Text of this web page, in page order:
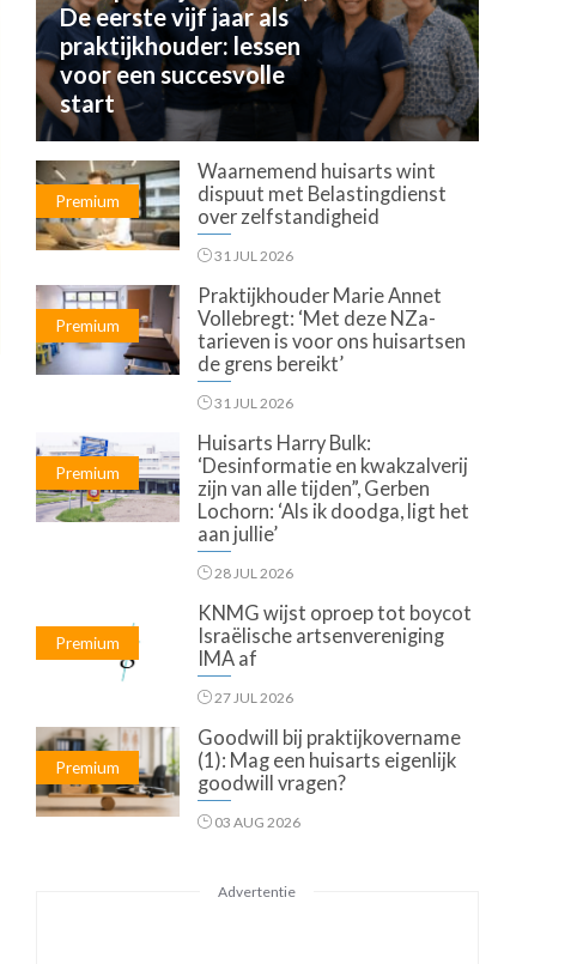
De eerste vijf jaar als
praktijkhouder: lessen
voor een succesvolle
start
Premium
Waarnemend huisarts wint
dispuut met Belastingdienst
over zelfstandigheid
31 JUL 2026
Premium
Praktijkhouder Marie Annet
Vollebregt: ‘Met deze NZa-
tarieven is voor ons huisartsen
de grens bereikt’
31 JUL 2026
Premium
Huisarts Harry Bulk:
‘Desinformatie en kwakzalverij
zijn van alle tijden”, Gerben
Lochorn: ‘Als ik doodga, ligt het
aan jullie’
28 JUL 2026
Premium
KNMG wijst oproep tot boycot
Israëlische artsenvereniging
IMA af
27 JUL 2026
Premium
Goodwill bij praktijkovername
(1): Mag een huisarts eigenlijk
goodwill vragen?
03 AUG 2026
Advertentie